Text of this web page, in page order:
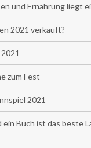
und Ernährung liegt
2021 verkauft?
zum Fest
2021
Buch ist das beste